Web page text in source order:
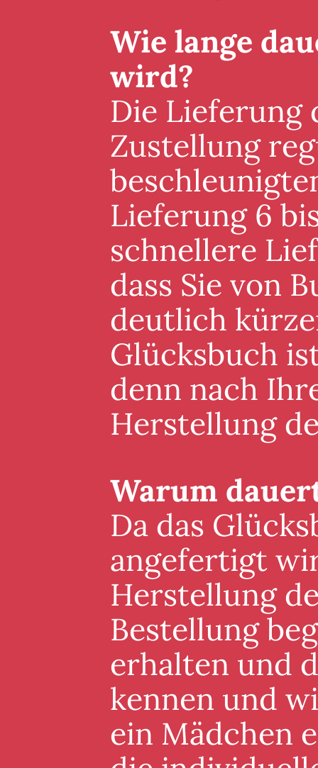
Wie lange
wird?
Die Lieferung
Zustellung
Lieferung 6
schnellere
dass Sie von
deutlich
Glücksbuch
denn nach
Herstellung
Warum
Da das
angefertigt
Herstellung
Bestellung
erhalten und
kennen und
ein Mädchen